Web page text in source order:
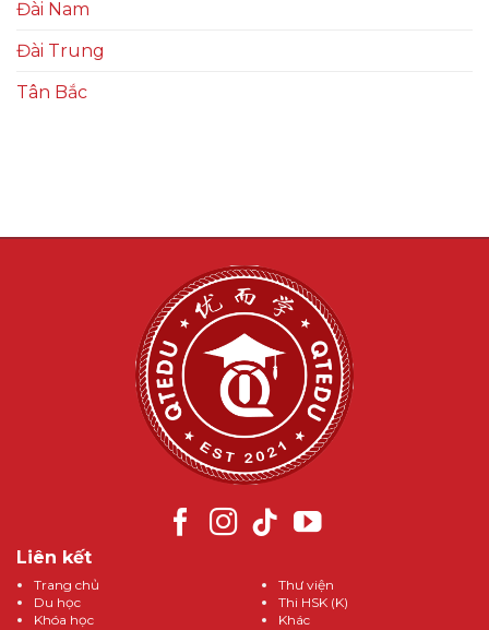
Đài Nam
Đài Trung
Tân Bắc
Liên kết
Trang chủ
Du học
Khóa học
Thư viện
Thi HSK (K)
Khác